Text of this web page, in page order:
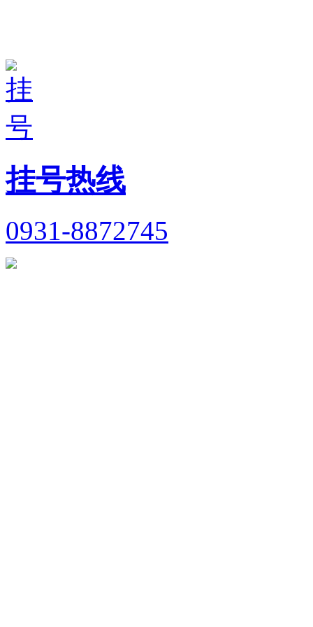
挂号热线
0931-8872745